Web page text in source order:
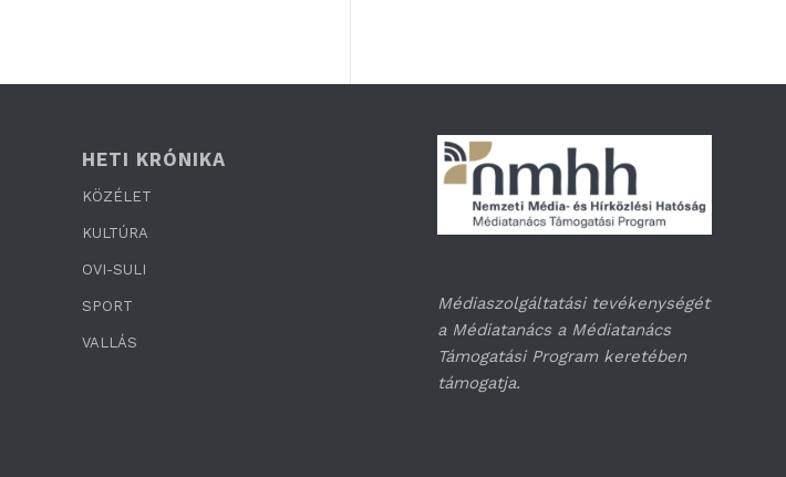
HETI KRÓNIKA
KÖZÉLET
KULTÚRA
OVI-SULI
SPORT
VALLÁS
Médiaszolgáltatási tevékenységét
a Médiatanács a Médiatanács
Támogatási Program keretében
támogatja.